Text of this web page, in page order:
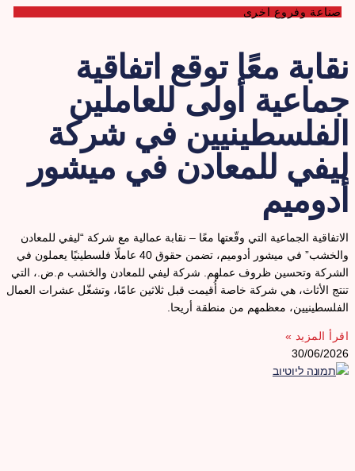
صناعة وفروع اخرى
نقابة معًا توقع اتفاقية
جماعية أولى للعاملين
الفلسطينيين في شركة
ليفي للمعادن في ميشور
أدوميم
الاتفاقية الجماعية التي وقّعتها معًا – نقابة عمالية مع شركة “ليفي للمعادن
والخشب” في ميشور أدوميم، تضمن حقوق 40 عاملًا فلسطينيًا يعملون في
الشركة وتحسين ظروف عملهم. شركة ليفي للمعادن والخشب م.ض.، التي
تنتج الأثاث، هي شركة خاصة أُقيمت قبل ثلاثين عامًا، وتشغّل عشرات العمال
الفلسطينيين، معظمهم من منطقة أريحا.
اقرأ المزيد »
30/06/2026